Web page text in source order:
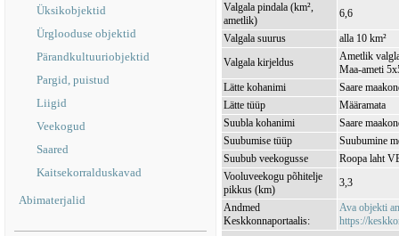
Üksikobjektid
Ürglooduse objektid
Pärandkultuuriobjektid
Pargid, puistud
Liigid
Veekogud
Saared
Kaitsekorralduskavad
Abimaterjalid
Valgala pindala (km²,
ametlik)
6,6
Valgala suurus
alla 10 km²
Valgala kirjeldus
Ametlik
Maa-ameti
Lätte kohanimi
Saare
Lätte tüüp
Määramata
Suubla kohanimi
Saare
Suubumise tüüp
Suubumine
Suubub veekogusse
Roopa laht
Vooluveekogu põhitelje
pikkus (km)
3,3
Andmed
Keskkonnaportaalis:
Ava objekti
https://